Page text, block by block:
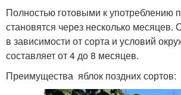
Полностью готовыми к употреблению
становятся через несколько месяцев.
в зависимости от сорта и условий
составляет от 4 до 8 месяцев.
Преимущества яблок поздних сортов: